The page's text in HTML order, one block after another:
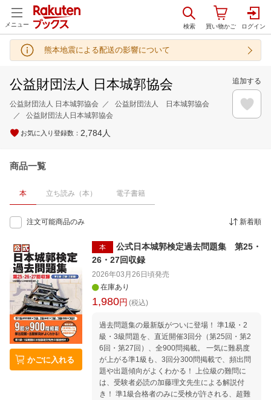
メニュー
熊本地震による配送の影響について
公益財団法人 日本城郭協会
公益財団法人 日本城郭協会
公益財団法人 日本城郭協会
公益財団法人日本城郭協会
お気に入り登録数： 2,784人
追加する
商品一覧
本 立ち読み（本） 電子書籍
注文可能商品のみ 新着順
かごに入れる
本
公式日本城郭検定過去問題集 第25・
26・27回収録
2026年03月26日頃発売
在庫あり
1,980円 (税込)
過去問題集の最新版がついに登場！ 準1級・2
級・3級問題を、直近開催3回分（第25回・第2
6回・第27回）、全900問掲載。 一気に難易度
が上がる準1級も、3回分300問掲載で、頻出問
題や出題傾向がよくわかる！ 上位級の難問に
は、受験者必読の加藤理文先生による解説付
き！ 準1級合格者のみに受検が許される、超難